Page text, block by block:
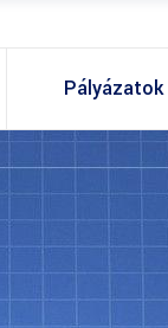
Pályázatok